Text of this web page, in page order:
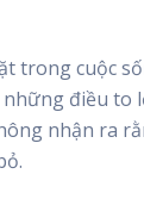
trong cuộc
điều
nhận ra